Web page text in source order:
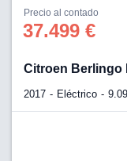
perfiles
utilizar
para
Precio al contado
37.499 €
Citroen Berlingo
2017 Eléctrico